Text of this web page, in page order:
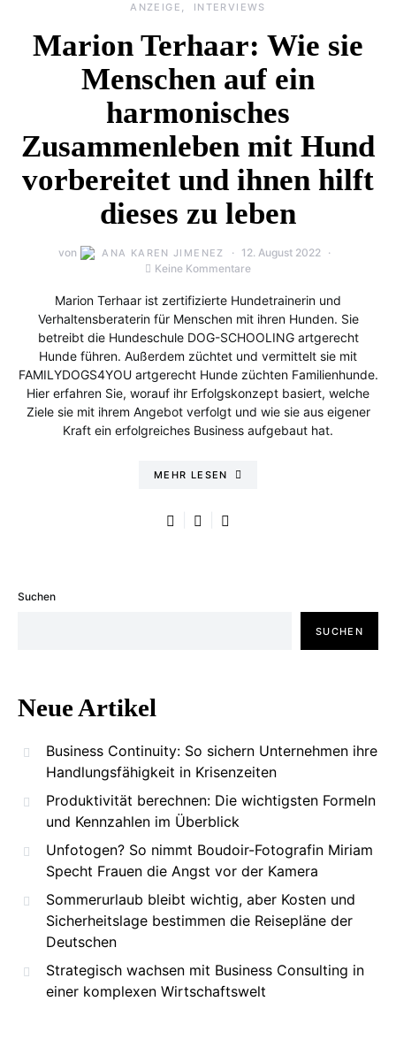
ANZEIGE INTERVIEWS
Marion Terhaar: Wie sie
Menschen auf ein
harmonisches
Zusammenleben mit Hund
vorbereitet und ihnen hilft
dieses zu leben
von ANA KAREN JIMENEZ
12. August 2022
Keine Kommentare
Marion Terhaar ist zertifizierte Hundetrainerin und
Verhaltensberaterin für Menschen mit ihren Hunden. Sie
betreibt die Hundeschule DOG-SCHOOLING artgerecht
Hunde führen. Außerdem züchtet und vermittelt sie mit
FAMILYDOGS4YOU artgerecht Hunde züchten Familienhunde.
Hier erfahren Sie, worauf ihr Erfolgskonzept basiert, welche
Ziele sie mit ihrem Angebot verfolgt und wie sie aus eigener
Kraft ein erfolgreiches Business aufgebaut hat.
MEHR LESEN
Suchen
SUCHEN
Neue Artikel
Business Continuity: So sichern Unternehmen ihre
Handlungsfähigkeit in Krisenzeiten
Produktivität berechnen: Die wichtigsten Formeln
und Kennzahlen im Überblick
Unfotogen? So nimmt Boudoir-Fotografin Miriam
Specht Frauen die Angst vor der Kamera
Sommerurlaub bleibt wichtig, aber Kosten und
Sicherheitslage bestimmen die Reisepläne der
Deutschen
Strategisch wachsen mit Business Consulting in
einer komplexen Wirtschaftswelt